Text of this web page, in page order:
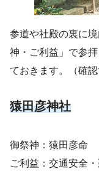
参道や社殿の裏に
神・ご利益」で参
ておきます。（確
猿田彦神社
御祭神：猿田彦命
ご利益：交通安全